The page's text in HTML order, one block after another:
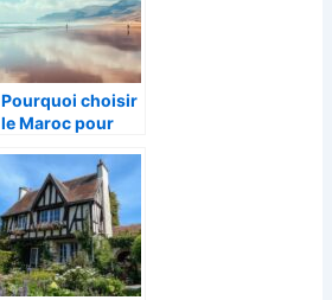
Pourquoi choisir
le Maroc pour
sportives pour
adultes
inoubliables